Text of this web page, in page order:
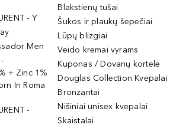
- Y
Men
+ Zinc 1%
In Roma
-
Blakstienų tušai
Šukos ir plaukų šepečiai
Lūpų blizgiai
Veido kremai vyrams
Kuponas / Dovanų kortelė
Douglas Collection Kvepalai
Bronzantai
Nišiniai unisex kvepalai
Skaistalai